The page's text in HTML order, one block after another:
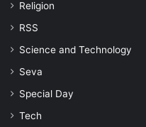
Religion
RSS
Science and Technology
Seva
Special Day
Tech